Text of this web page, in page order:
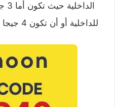
للداخلية أو أن تكون 4 جيجا للعشوائية مع 64 للداخلية .